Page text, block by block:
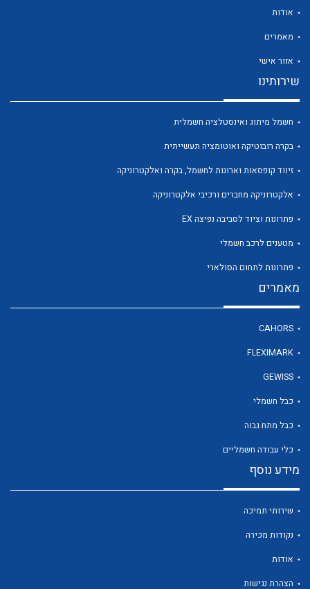
לכל מוצרי היצרן
אודות
מאמרים
אזור אישי
שירותינו
חשמל מיתוג ואינסטלציה חשמלית
בקרה רובוטיקה ואוטומציה תעשייתית
זיווד קופסאות וארונות לחשמל, בקרה ואלקטרוניקה
אלקטרוניקה מחברים ורכיבי אלקטרוניקה
פתרונות וציוד לסביבה נפיצה EX
מטענים לרכב חשמלי
פתרונות לתחום הסולארי
מאמרים
CAHORS
FLEXIMARK
GEWISS
כבל חשמלי
כבל מתח גבוה
כלי עבודה חשמליים
מידע נוסף
שירותי תמיכה
נקודות מכירה
אודות
הצהרת נגישות